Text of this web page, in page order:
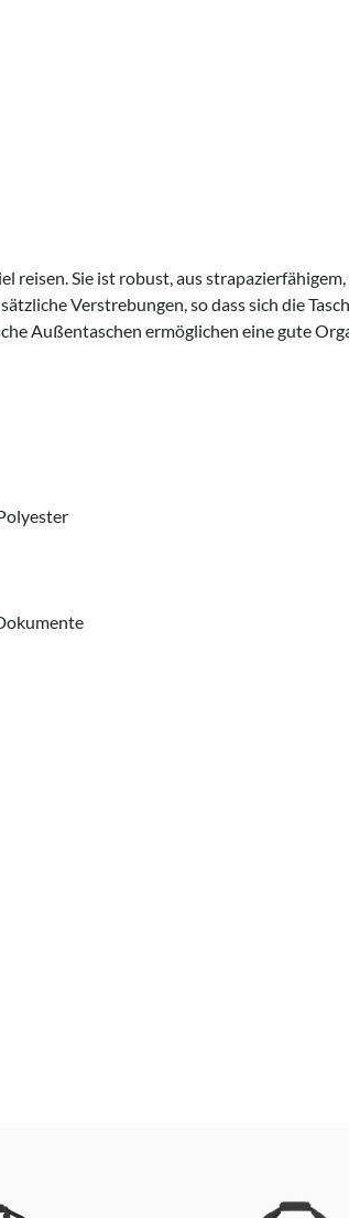
reisen. Sie ist robust, aus
Verstrebungen, so dass sich die
Außentaschen ermöglichen eine gute